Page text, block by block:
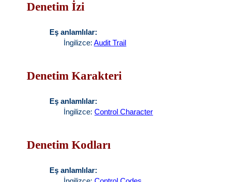
Denetim İzi
Eş anlamlılar:
İngilizce:Audit Trail
Denetim Karakteri
Eş anlamlılar:
İngilizce:Control Character
Denetim Kodları
Eş anlamlılar: